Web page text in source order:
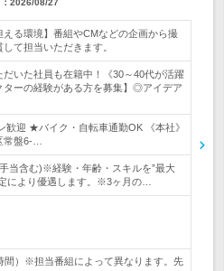
2026/08/27
える環境】番組やCMなどの企画から撮
て担当いただきます。
だいた社員も在籍中！《30～40代が活躍
ターの経験がある方を募集】◎アイデア
迎 ★バイク・自転車通勤OK 《本社》
常盤6-…
当含む)※経験・年齢・スキルを”最大
により優遇します。※3ヶ月の…
間）※担当番組によって異なります。先